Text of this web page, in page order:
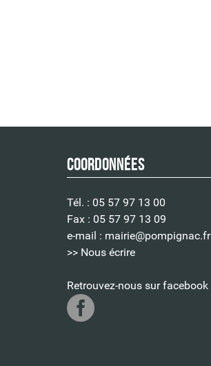
Coordonnées
Tél. : 05 57 97 13 00
Fax : 05 57 97 13 09
e-mail : mairie@pompignac.fr
>> Nous écrire
Retrouvez-nous sur facebook